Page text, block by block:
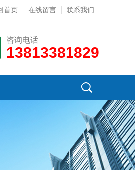
首页 在线留言 联系我们
咨询电话
13813381829